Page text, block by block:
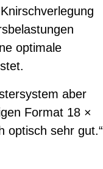
optimale
aber
Format 18 ×
optisch sehr gut.“